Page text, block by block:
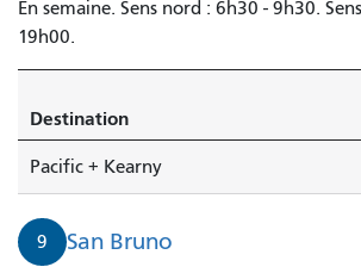
En semaine. Sens nord : 6h30 - 9h30.
19h00.
Destination
Pacific + Kearny
9 San Bruno